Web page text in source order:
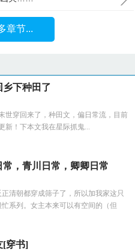
章节...
下种田了
世穿回来了，种田文，偏日常流，目前
新！下本文我在星际抓鬼...
，青川日常，卿卿日常
清朝都穿成筛子了，所以加我家这只
系列。女主本来可以有空间的（但
[穿书]